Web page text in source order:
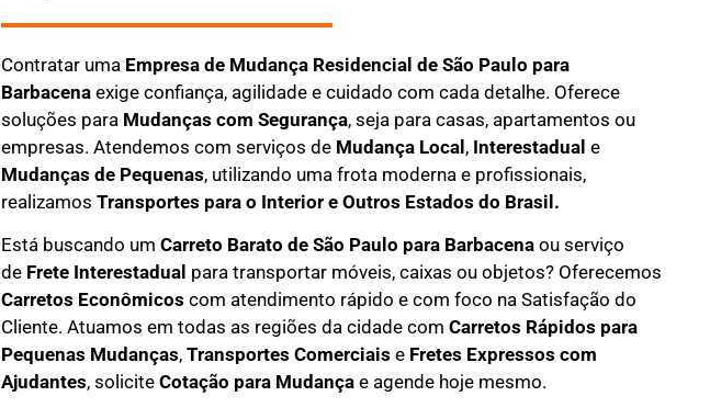
Contratar uma Empresa de Mudança Residencial de São Paulo para
Barbacenaexige confiança, agilidade e cuidado com cada detalhe. Oferece
soluções para Mudanças com Segurança, seja para casas, apartamentos ou
empresas. Atendemos com serviços de Mudança Local, Interestadual e
Mudanças de Pequenas, utilizando uma frota moderna e profissionais,
realizamos Transportes para o Interior e Outros Estados do Brasil.
Está buscando um Carreto Barato de São Paulo para Barbacenaou serviço
de Frete Interestadual para transportar móveis, caixas ou objetos? Oferecemos
Carretos Econômicos com atendimento rápido e com foco na Satisfação do
Cliente. Atuamos em todas as regiões da cidade com Carretos Rápidos para
Pequenas Mudanças, Transportes Comerciais e Fretes Expressos com
Ajudantes, solicite Cotação para Mudançae agende hoje mesmo.